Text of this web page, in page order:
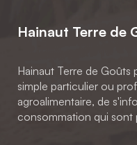
Hainaut Terre de
Hainaut Terre de Goûts
simple particulier ou
agroalimentaire, de
consommation qui sont